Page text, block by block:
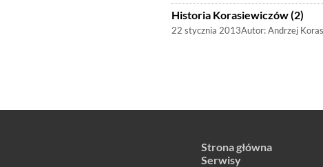
Historia Korasiewiczów (2)
22 stycznia 2013Autor:Andrzej
Strona główna
Serwisy